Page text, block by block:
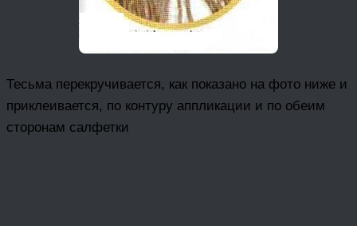
Тесьма перекручивается, как показано на фото ниже и
приклеивается, по контуру аппликации и по обеим
сторонам салфетки